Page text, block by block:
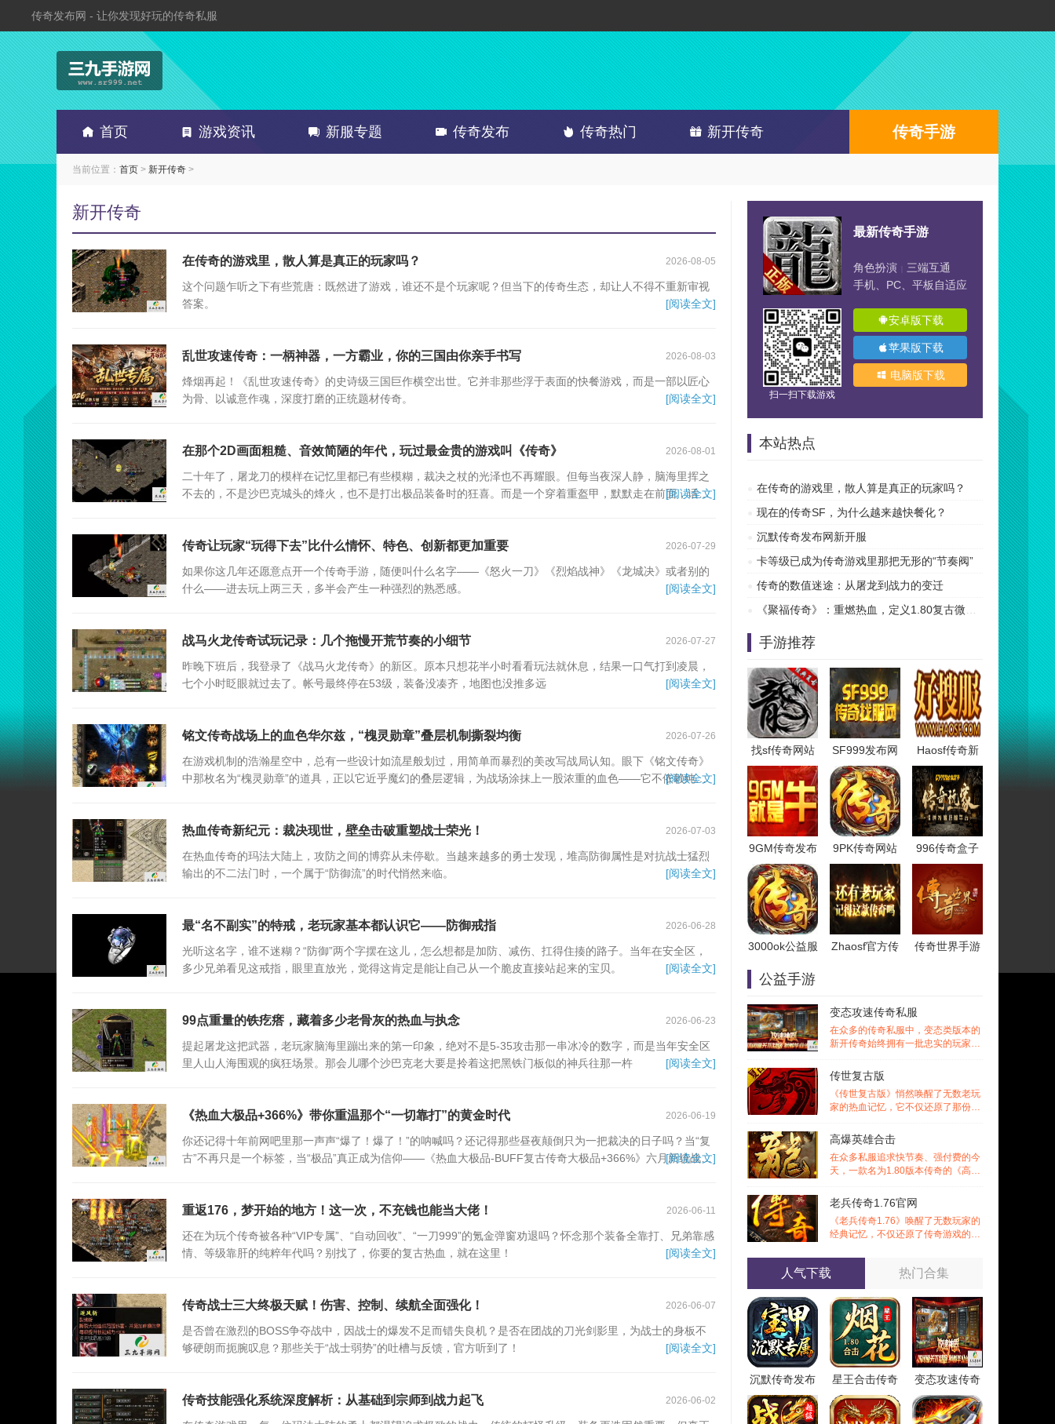
传奇发布网 - 让你发现好玩的传奇私服
首页 游戏资讯 新服专题 传奇发布 传奇热门 新开传奇 传奇手游
当前位置： 首页 > 新开传奇 >
新开传奇
在传奇的游戏里，散人算是真正的玩家吗？ 2026-08-05
这个问题乍听之下有些荒唐：既然进了游戏，谁还不是个玩家呢？但当下的传奇生态，却让人不得不重新审视
答案。
[阅读全文]
乱世攻速传奇：一柄神器，一方霸业，你的三国由你亲手书写 2026-08-03
烽烟再起！《乱世攻速传奇》的史诗级三国巨作横空出世。它并非那些浮于表面的快餐游戏，而是一部以匠心
为骨、以诚意作魂，深度打磨的正统题材传奇。
[阅读全文]
在那个2D画面粗糙、音效简陋的年代，玩过最金贵的游戏叫《传奇》 2026-08-01
二十年了，屠龙刀的模样在记忆里都已有些模糊，裁决之杖的光泽也不再耀眼。但每当夜深人静，脑海里挥之
不去的，不是沙巴克城头的烽火，也不是打出极品装备时的狂喜。而是一个穿着重盔甲，默默走在前面，话不
[阅读全文]
传奇让玩家“玩得下去”比什么情怀、特色、创新都更加重要 2026-07-29
如果你这几年还愿意点开一个传奇手游，随便叫什么名字——《怒火一刀》《烈焰战神》《龙城决》或者别的
什么——进去玩上两三天，多半会产生一种强烈的熟悉感。
[阅读全文]
战马火龙传奇试玩记录：几个拖慢开荒节奏的小细节 2026-07-27
昨晚下班后，我登录了《战马火龙传奇》的新区。原本只想花半小时看看玩法就休息，结果一口气打到凌晨，
七个小时眨眼就过去了。帐号最终停在53级，装备没凑齐，地图也没推多远
[阅读全文]
铭文传奇战场上的血色华尔兹，“槐灵勋章”叠层机制撕裂均衡 2026-07-26
在游戏机制的浩瀚星空中，总有一些设计如流星般划过，用简单而暴烈的美改写战局认知。眼下《铭文传奇》
中那枚名为“槐灵勋章”的道具，正以它近乎魔幻的叠层逻辑，为战场涂抹上一股浓重的血色——它不依赖纯粹
[阅读全文]
热血传奇新纪元：裁决现世，壁垒击破重塑战士荣光！ 2026-07-03
在热血传奇的玛法大陆上，攻防之间的博弈从未停歇。当越来越多的勇士发现，堆高防御属性是对抗战士猛烈
输出的不二法门时，一个属于“防御流”的时代悄然来临。
[阅读全文]
最“名不副实”的特戒，老玩家基本都认识它——防御戒指 2026-06-28
光听这名字，谁不迷糊？“防御”两个字摆在这儿，怎么想都是加防、减伤、扛得住揍的路子。当年在安全区，
多少兄弟看见这戒指，眼里直放光，觉得这肯定是能让自己从一个脆皮直接站起来的宝贝。
[阅读全文]
99点重量的铁疙瘩，藏着多少老骨灰的热血与执念 2026-06-23
提起屠龙这把武器，老玩家脑海里蹦出来的第一印象，绝对不是5-35攻击那一串冰冷的数字，而是当年安全区
里人山人海围观的疯狂场景。那会儿哪个沙巴克老大要是拎着这把黑铁门板似的神兵往那一杵
[阅读全文]
《热血大极品+366%》带你重温那个“一切靠打”的黄金时代 2026-06-19
你还记得十年前网吧里那一声声“爆了！爆了！”的呐喊吗？还记得那些昼夜颠倒只为一把裁决的日子吗？当“复
古”不再只是一个标签，当“极品”真正成为信仰——《热血大极品-BUFF复古传奇大极品+366%》六月新统战正
[阅读全文]
重返176，梦开始的地方！这一次，不充钱也能当大佬！ 2026-06-11
还在为玩个传奇被各种“VIP专属”、“自动回收”、“一刀999”的氪金弹窗劝退吗？怀念那个装备全靠打、兄弟靠感
情、等级靠肝的纯粹年代吗？别找了，你要的复古热血，就在这里！
[阅读全文]
传奇战士三大终极天赋！伤害、控制、续航全面强化！ 2026-06-07
是否曾在激烈的BOSS争夺战中，因战士的爆发不足而错失良机？是否在团战的刀光剑影里，为战士的身板不
够硬朗而扼腕叹息？那些关于“战士弱势”的吐槽与反馈，官方听到了！
[阅读全文]
传奇技能强化系统深度解析：从基础到宗师到战力起飞 2026-06-02
最新传奇手游
角色扮演
三端互通
手机、PC、平板自适应
扫一扫下载游戏
安卓版下载
苹果版下载
电脑版下载
本站热点
在传奇的游戏里，散人算是真正的玩家吗？
现在的传奇SF，为什么越来越快餐化？
沉默传奇发布网新开服
卡等级已成为传奇游戏里那把无形的“节奏阀”
传奇的数值迷途：从屠龙到战力的变迁
《聚福传奇》：重燃热血，定义1.80复古微变新纪元
手游推荐
找sf传奇网站 SF999发布网 Haosf传奇新
9GM传奇发布 9PK传奇网站 996传奇盒子
3000ok公益服 Zhaosf官方传 传奇世界手游
公益手游
变态攻速传奇私服
在众多的传奇私服中，变态类版本的
新开传奇始终拥有一批忠实的玩家。
款为
传世复古版
《传世复古版》悄然唤醒了无数老玩
家的热血记忆，它不仅还原了那份熟
诸多
高爆英雄合击
在众多私服追求快节奏、强付费的今
天，一款名为1.80版本传奇的《高爆
经典
老兵传奇1.76官网
《老兵传奇1.76》唤醒了无数玩家的
经典记忆，不仅还原了传奇游戏的黄
与多
人气下载 热门合集
沉默传奇发布 星王合击传奇 变态攻速传奇